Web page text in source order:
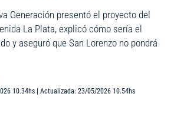
Generación presentó el proyecto del
La Plata, explicó cómo sería el
y aseguró que San Lorenzo no pondrá
10.34hs | Actualizada: 23/05/2026 10.54hs